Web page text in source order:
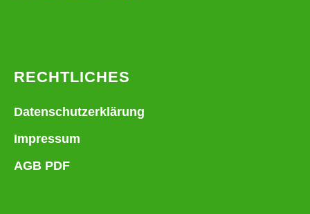
RECHTLICHES
Datenschutzerklärung
Impressum
AGB PDF